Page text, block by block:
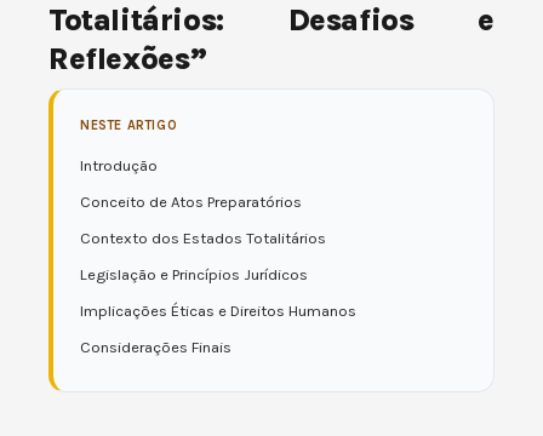
Totalitários: Desafios e
Reflexões”
NESTE ARTIGO
Introdução
Conceito de Atos Preparatórios
Contexto dos Estados Totalitários
Legislação e Princípios Jurídicos
Implicações Éticas e Direitos Humanos
Considerações Finais